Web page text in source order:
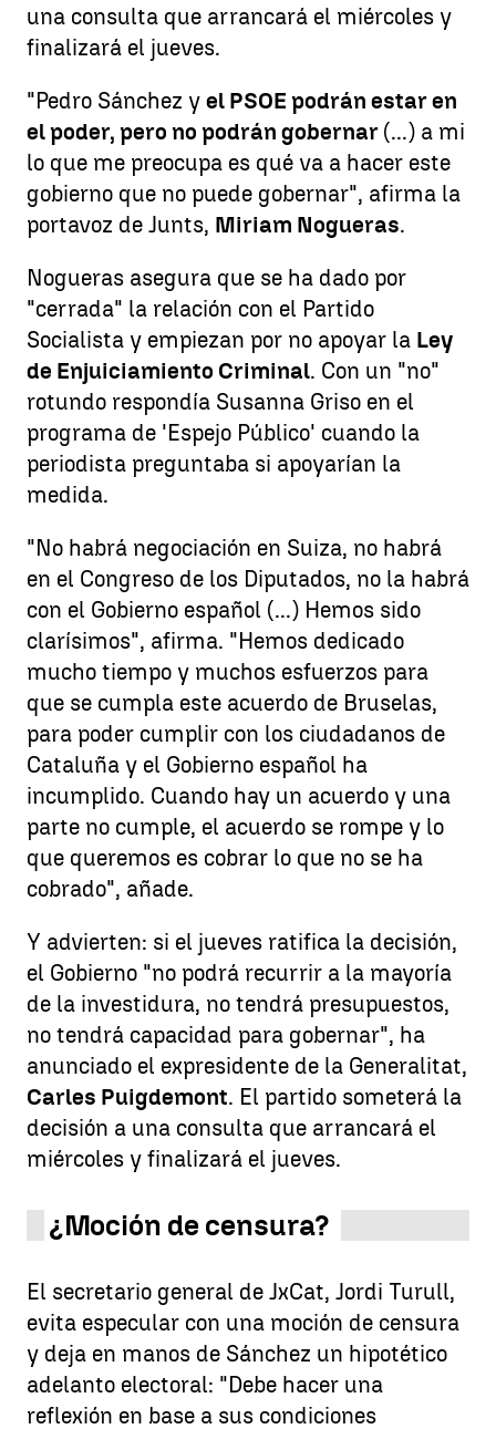
una consulta que arrancará el miércoles y
finalizará el jueves.
"Pedro Sánchez y el PSOE podrán estar en
el poder, pero no podrán gobernar (...) a mi
lo que me preocupa es qué va a hacer este
gobierno que no puede gobernar", afirma la
portavoz de Junts, Miriam Nogueras.
Nogueras asegura que se ha dado por
"cerrada" la relación con el Partido
Socialista y empiezan por no apoyar la Ley
de Enjuiciamiento Criminal. Con un "no"
rotundo respondía Susanna Griso en el
programa de 'Espejo Público' cuando la
periodista preguntaba si apoyarían la
medida.
"No habrá negociación en Suiza, no habrá
en el Congreso de los Diputados, no la habrá
con el Gobierno español (...) Hemos sido
clarísimos", afirma. "Hemos dedicado
mucho tiempo y muchos esfuerzos para
que se cumpla este acuerdo de Bruselas,
para poder cumplir con los ciudadanos de
Cataluña y el Gobierno español ha
incumplido. Cuando hay un acuerdo y una
parte no cumple, el acuerdo se rompe y lo
que queremos es cobrar lo que no se ha
cobrado", añade.
Y advierten: si el jueves ratifica la decisión,
el Gobierno "no podrá recurrir a la mayoría
de la investidura, no tendrá presupuestos,
no tendrá capacidad para gobernar", ha
anunciado el expresidente de la Generalitat,
Carles Puigdemont. El partido someterá la
decisión a una consulta que arrancará el
miércoles y finalizará el jueves.
¿Moción de censura?
El secretario general de JxCat, Jordi Turull,
evita especular con una moción de censura
y deja en manos de Sánchez un hipotético
adelanto electoral: "Debe hacer una
reflexión en base a sus condiciones